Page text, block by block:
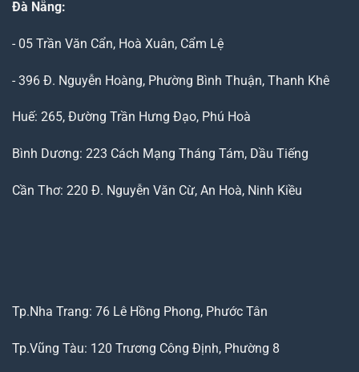
Đà Nẵng:
- 05 Trần Văn Cẩn, Hoà Xuân, Cẩm Lệ
- 396 Đ. Nguyễn Hoàng, Phường Bình Thuận, Thanh Khê
Huế: 265, Đường Trần Hưng Đạo, Phú Hoà
Bình Dương: 223 Cách Mạng Tháng Tám, Dầu Tiếng
Cần Thơ: 220 Đ. Nguyễn Văn Cừ, An Hoà, Ninh Kiều
Tp.Nha Trang: 76 Lê Hồng Phong, Phước Tân
Tp.Vũng Tàu: 120 Trương Công Định, Phường 8